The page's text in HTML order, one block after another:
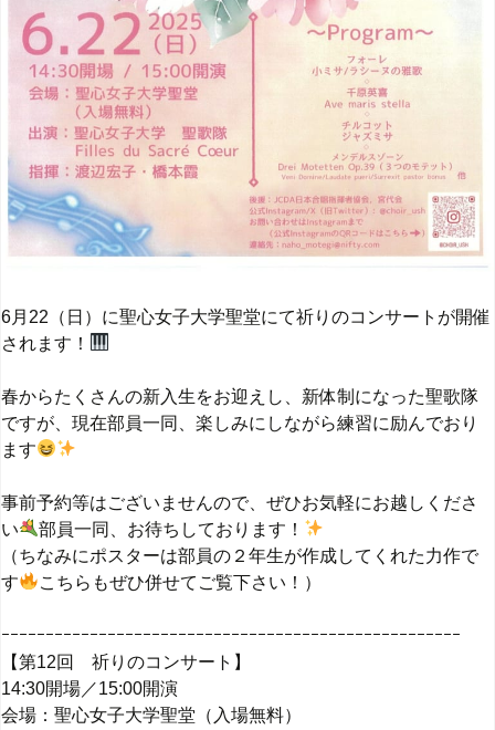
6月22（日）に聖心女子大学聖堂にて祈りのコンサートが開催
されます！
春からたくさんの新入生をお迎えし、新体制になった聖歌隊
ですが、現在部員一同、楽しみにしながら練習に励んでおり
ます
事前予約等はございませんので、ぜひお気軽にお越しくださ
い
部員一同、お待ちしております！
（ちなみにポスターは部員の２年生が作成してくれた力作で
す
こちらもぜひ併せてご覧下さい！）
ｰｰｰｰｰｰｰｰｰｰｰｰｰｰｰｰｰｰｰｰｰｰｰｰｰｰｰｰｰｰｰｰｰｰｰｰｰｰｰｰｰｰｰｰｰｰｰｰｰｰｰｰ
【第12回 祈りのコンサート】
14:30開場／15:00開演
会場：聖心女子大学聖堂（入場無料）